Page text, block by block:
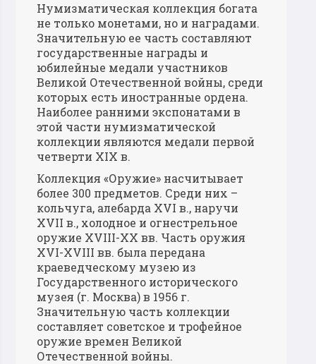
Нумизматическая коллекция богата
не только монетами, но и наградами.
Значительную ее часть составляют
государственные награды и
юбилейные медали участников
Великой Отечественной войны, среди
которых есть иностранные ордена.
Наиболее ранними экспонатами в
этой части нумизматической
коллекции являются медали первой
четверти XIX в.
Коллекция «Оружие» насчитывает
более 300 предметов. Среди них –
кольчуга, алебарда XVI в., наручи
XVII в., холодное и огнестрельное
оружие XVIII-XX вв. Часть оружия
XVI-XVIII вв. была передана
краеведческому музею из
Государственного исторического
музея (г. Москва) в 1956 г.
Значительную часть коллекции
составляет советское и трофейное
оружие времен Великой
Отечественной войны.